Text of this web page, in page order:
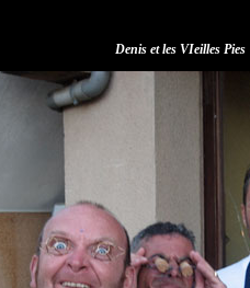
Denis et les VIeilles Pies